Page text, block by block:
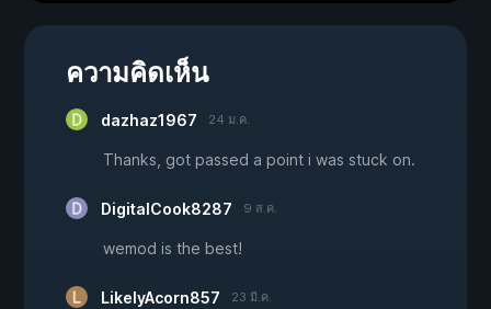
ความคิดเห็น
dazhaz1967 24 ม.ค.
Thanks, got passed a point i was stuck on.
DigitalCook8287 9 ส.ค.
wemod is the best!
LikelyAcorn857 23 มี.ค.